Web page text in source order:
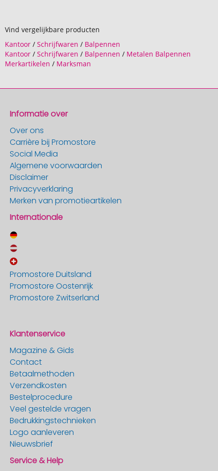
Vind vergelijkbare producten
Kantoor / Schrijfwaren / Balpennen
Kantoor / Schrijfwaren / Balpennen / Metalen Balpennen
Merkartikelen / Marksman
Informatie over
Over ons
Carrière bij Promostore
Social Media
Algemene voorwaarden
Disclaimer
Privacyverklaring
Merken van promotieartikelen
Internationale
Promostore Duitsland
Promostore Oostenrijk
Promostore Zwitserland
Klantenservice
Magazine & Gids
Contact
Betaalmethoden
Verzendkosten
Bestelprocedure
Veel gestelde vragen
Bedrukkingstechnieken
Logo aanleveren
Nieuwsbrief
Service & Help